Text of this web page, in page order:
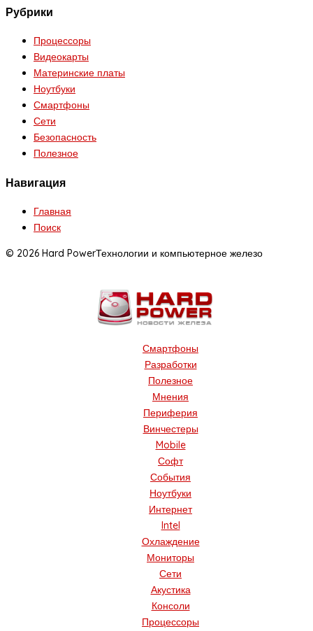
Рубрики
Процессоры
Видеокарты
Материнские платы
Ноутбуки
Смартфоны
Сети
Безопасность
Полезное
Навигация
Главная
Поиск
© 2026 Hard PowerТехнологии и компьютерное железо
Смартфоны
Разработки
Полезное
Мнения
Периферия
Винчестеры
Mobile
Софт
События
Ноутбуки
Интернет
Intel
Охлаждение
Мониторы
Сети
Акустика
Консоли
Процессоры